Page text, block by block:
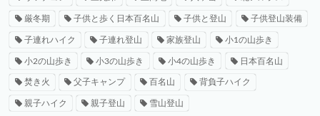
厳冬期 子供と歩く日本百名山 子供と登山 子供登山装備
子連れハイク 子連れ登山 家族登山 小1の山歩き
小2の山歩き 小3の山歩き 小4の山歩き 日本百名山
焚き火 父子キャンプ 百名山 背負子ハイク
親子ハイク 親子登山 雪山登山